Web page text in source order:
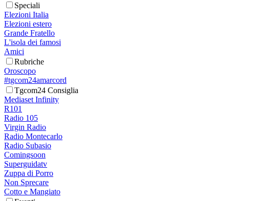
Speciali
Elezioni Italia
Elezioni estero
Grande Fratello
L'isola dei famosi
Amici
Rubriche
Oroscopo
#tgcom24amarcord
Tgcom24 Consiglia
Mediaset Infinity
R101
Radio 105
Virgin Radio
Radio Montecarlo
Radio Subasio
Comingsoon
Superguidatv
Zuppa di Porro
Non Sprecare
Cotto e Mangiato